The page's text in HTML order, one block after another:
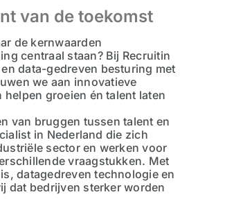
van de toekomst
de kernwaarden
centraal staan? Bij Recruitin
data-gedreven besturing met
we aan innovatieve
groeien én talent laten
van bruggen tussen talent en
in Nederland die zich
sector en werken voor
vraagstukken. Met
datagedreven technologie en
dat bedrijven sterker worden